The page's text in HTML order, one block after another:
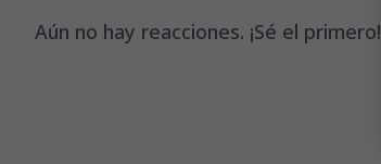
Aún no hay reacciones. ¡Sé el primero!